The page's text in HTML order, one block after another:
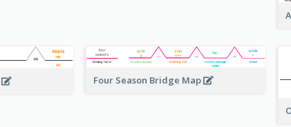
Four Season Bridge Map